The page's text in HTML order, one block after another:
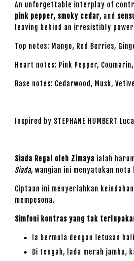
An unforgettable interplay of
pink pepper, smoky cedar, and
leaving behind an irresistibly
Top notes: Mango, Red Berries,
Heart notes: Pink Pepper,
Base notes: Cedarwood, Musk,
Inspired by STEPHANE HUMBERT
Siada Regal oleh Zimaya ialah
Siada, wangian ini menyatukan nota
Ciptaan ini menyerlahkan
mempesona.
Simfoni kontras yang tak
Ia bermula dengan letusan
Di tengah, lada merah jambu,